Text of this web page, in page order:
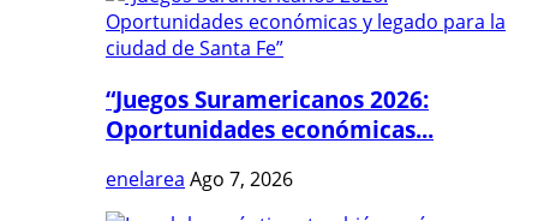
“Juegos Suramericanos 2026:
Oportunidades económicas...
enelarea Ago 7, 2026